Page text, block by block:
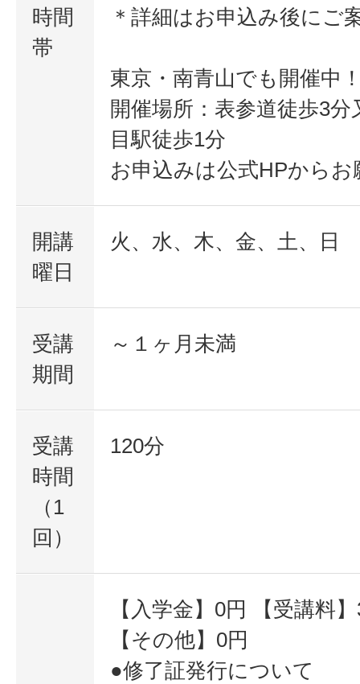
時間
帯
＊詳細はお申込み後にご
東京・南青山でも開催中
開催場所：表参道徒歩3分
目駅徒歩1分
お申込みは公式HPから
開講
曜日
火、水、木、金、土、日
受講
期間
～１ヶ月未満
受講
時間
（1
回）
120分
【入学金】0円 【受講料
【その他】0円
●修了証発行について